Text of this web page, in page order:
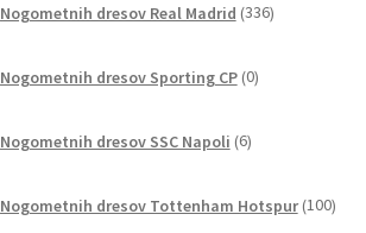
Nogometnih dresov Real Madrid 336izdelkov
Nogometnih dresov Sporting CP 0izdelkov
Nogometnih dresov SSC Napoli 6izdelkov
Nogometnih dresov Tottenham Hotspur 100